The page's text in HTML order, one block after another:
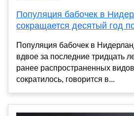
Популяция бабочек в
сокращается десятый год
Популяция бабочек в
вдвое за последние тридцать
ранее распространенных
сократилось, говорится в...